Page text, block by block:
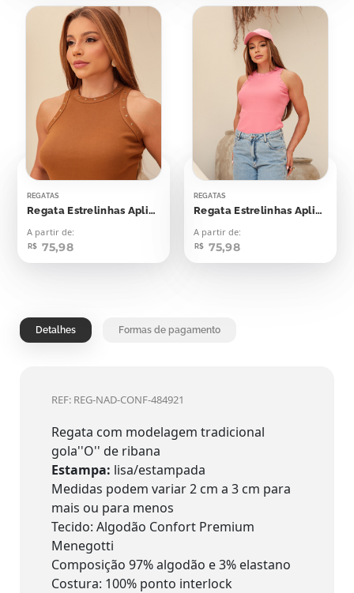
REGATAS
Regata Estrelinhas Aplicação
A partir de:
R$ 75,98
REGATAS
Regata Estrelinhas Aplicação
A partir de:
R$ 75,98
Detalhes Formas de pagamento
REF: REG-NAD-CONF-484921
Regata com modelagem tradicional
gola''O'' de ribana
Estampa: lisa/estampada
Medidas podem variar 2 cm a 3 cm para
mais ou para menos
Tecido: Algodão Confort Premium
Menegotti
Composição 97% algodão e 3% elastano
Costura: 100% ponto interlock